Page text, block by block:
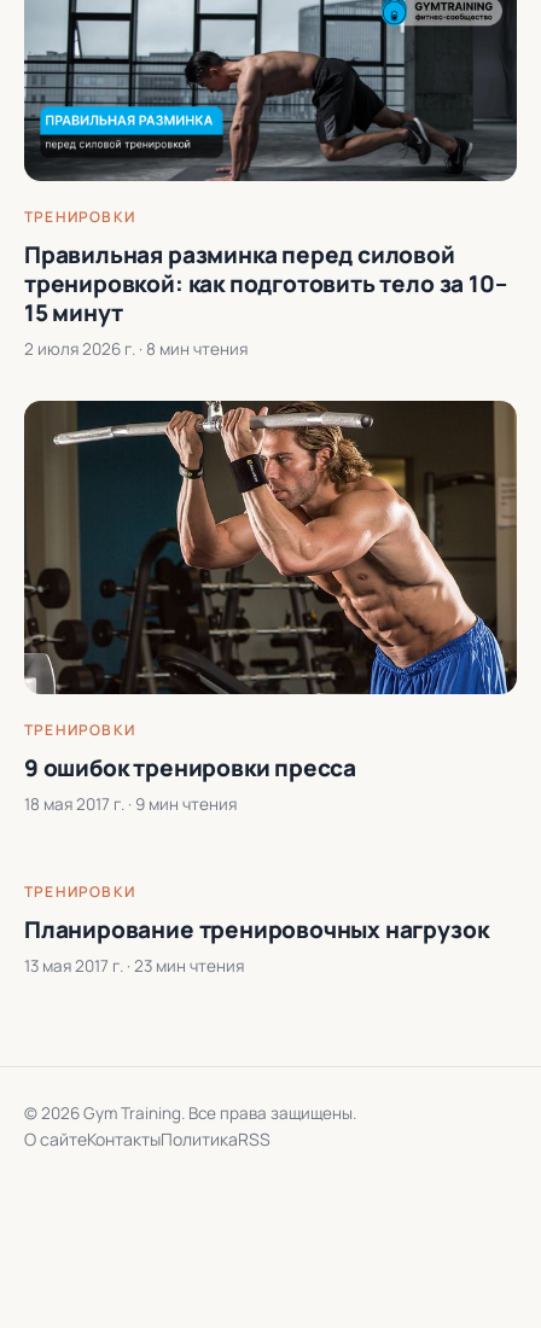
ТРЕНИРОВКИ
Правильная разминка перед силовой
тренировкой: как подготовить тело за 10–
15 минут
2 июля 2026 г. · 8 мин чтения
ТРЕНИРОВКИ
9 ошибок тренировки пресса
18 мая 2017 г. · 9 мин чтения
ТРЕНИРОВКИ
Планирование тренировочных нагрузок
13 мая 2017 г. · 23 мин чтения
© 2026 Gym Training. Все права защищены.
О сайтеКонтактыПолитикаRSS